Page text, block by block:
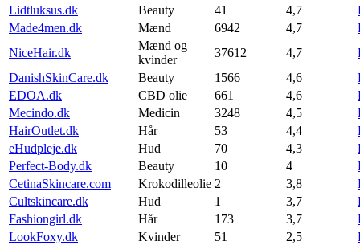
Lidtluksus.dk
Beauty 41 4,7
Made4men.dk
Mænd 6942 4,7
NiceHair.dk
Mænd og
kvinder
37612 4,7
DanishSkinCare.dk
Beauty 1566 4,6
EDOA.dk
CBD olie 661 4,6
Mecindo.dk
Medicin 3248 4,5
HairOutlet.dk
Hår 53 4,4
eHudpleje.dk
Hud 70 4,3
Perfect-Body.dk
Beauty 10 4
CetinaSkincare.com
Krokodilleolie 2 3,8
Cultskincare.dk
Hud 1 3,7
Fashiongirl.dk
Hår 173 3,7
LookFoxy.dk
Kvinder 51 2,5